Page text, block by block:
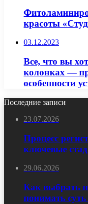
красоты
03.12.2023
Все, что вы
колонках —
особенности
Последние записи
23.07.2026
Процесс
ключевые
29.06.2026
Как выбрать
понимать